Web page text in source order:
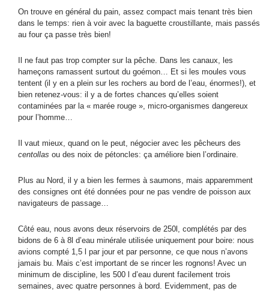
On trouve en général du pain, assez compact mais tenant très bien
dans le temps: rien à voir avec la baguette croustillante, mais passés
au four ça passe très bien!
Il ne faut pas trop compter sur la pêche. Dans les canaux, les
hameçons ramassent surtout du goémon… Et si les moules vous
tentent (il y en a plein sur les rochers au bord de l’eau, énormes!), et
bien retenez-vous: il y a de fortes chances qu’elles soient
contaminées par la « marée rouge », micro-organismes dangereux
pour l’homme…
Il vaut mieux, quand on le peut, négocier avec les pêcheurs des
centollas ou des noix de pétoncles: ça améliore bien l’ordinaire.
Plus au Nord, il y a bien les fermes à saumons, mais apparemment
des consignes ont été données pour ne pas vendre de poisson aux
navigateurs de passage…
Côté eau, nous avons deux réservoirs de 250l, complétés par des
bidons de 6 à 8l d’eau minérale utilisée uniquement pour boire: nous
avions compté 1,5 l par jour et par personne, ce que nous n’avons
jamais bu. Mais c’est important de se rincer les rognons! Avec un
minimum de discipline, les 500 l d’eau durent facilement trois
semaines, avec quatre personnes à bord. Evidemment, pas de